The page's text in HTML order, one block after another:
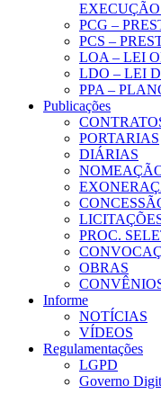
PCG –
PCS –
LOA – LEI
LDO – LEI
PPA –
Publicações
PORTARIAS
DIÁRIAS
PROC.
OBRAS
Informe
NOTÍCIAS
VÍDEOS
Regulamentações
LGPD
Governo